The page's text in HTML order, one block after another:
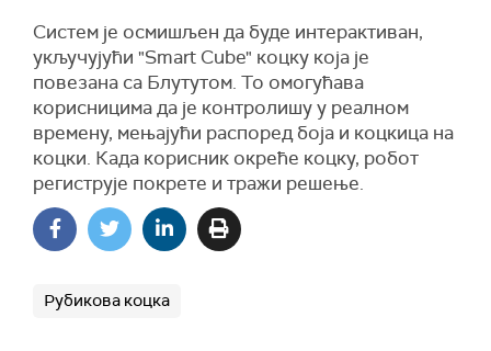
Систем је осмишљен да буде интерактиван,
укључујући "Smart Cube" коцку која је
повезана са Блутутом. То омогућава
корисницима да је контролишу у реалном
времену, мењајући распоред боја и коцкица на
коцки. Када корисник окреће коцку, робот
региструје покрете и тражи решење.
Рубикова коцка